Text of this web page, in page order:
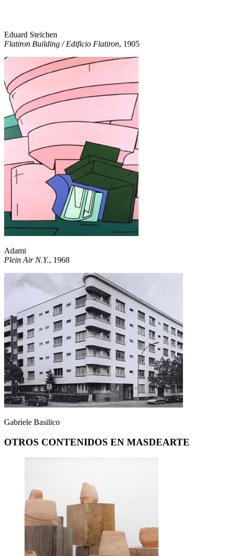
Eduard Steichen
Flatiron Building / Edificio Flatiron, 1905
Adami
Plein Air N.Y., 1968
Gabriele Basilico
OTROS CONTENIDOS EN MASDEARTE